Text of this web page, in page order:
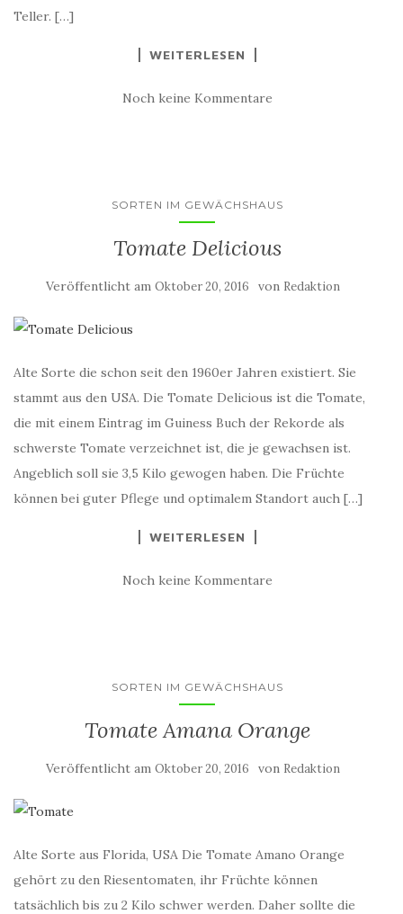
Teller. […]
WEITERLESEN
Noch keine Kommentare
SORTEN IM GEWÄCHSHAUS
Tomate Delicious
Veröffentlicht am Oktober 20, 2016 von Redaktion
Alte Sorte die schon seit den 1960er Jahren existiert. Sie
stammt aus den USA. Die Tomate Delicious ist die Tomate,
die mit einem Eintrag im Guiness Buch der Rekorde als
schwerste Tomate verzeichnet ist, die je gewachsen ist.
Angeblich soll sie 3,5 Kilo gewogen haben. Die Früchte
können bei guter Pflege und optimalem Standort auch […]
WEITERLESEN
Noch keine Kommentare
SORTEN IM GEWÄCHSHAUS
Tomate Amana Orange
Veröffentlicht am Oktober 20, 2016 von Redaktion
Alte Sorte aus Florida, USA Die Tomate Amano Orange
gehört zu den Riesentomaten, ihr Früchte können
tatsächlich bis zu 2 Kilo schwer werden. Daher sollte die